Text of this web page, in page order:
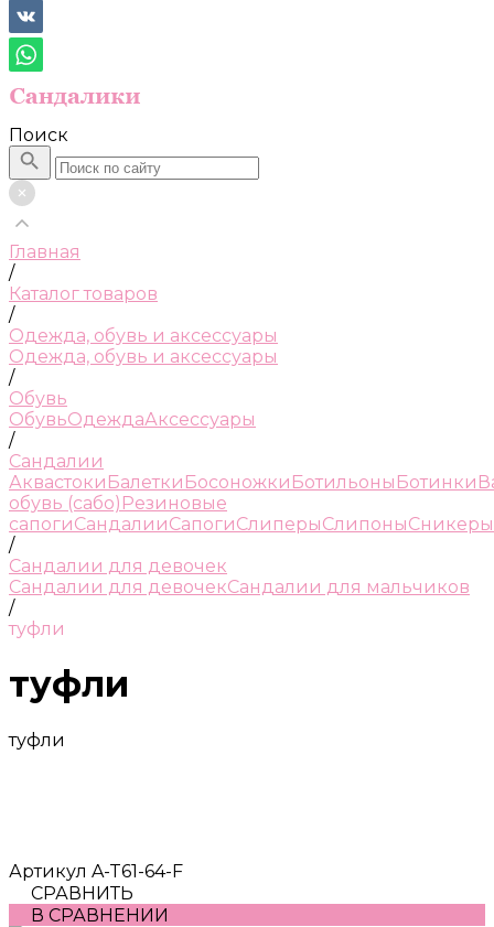
Поиск
Главная
/
Каталог товаров
/
Одежда, обувь и аксессуары
Одежда, обувь и аксессуары
/
Обувь
ОбувьОдеждаАксессуары
/
Сандалии
Аквастоки Балетки Босоножки Ботильоны Ботинки
обувь (сабо) Резиновые
сапогиСандалииСапогиСлиперыСлипоныСникеры
/
Сандалии для девочек
Сандалии для девочекСандалии для мальчиков
/
туфли
туфли
туфли
Артикул A-T61-64-F
СРАВНИТЬ
В СРАВНЕНИИ